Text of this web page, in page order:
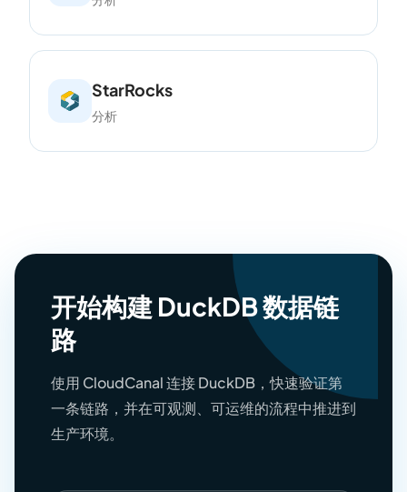
StarRocks
分析
开始构建 DuckDB 数据链
路
使用 CloudCanal 连接 DuckDB，快速验证第
一条链路，并在可观测、可运维的流程中推进到
生产环境。